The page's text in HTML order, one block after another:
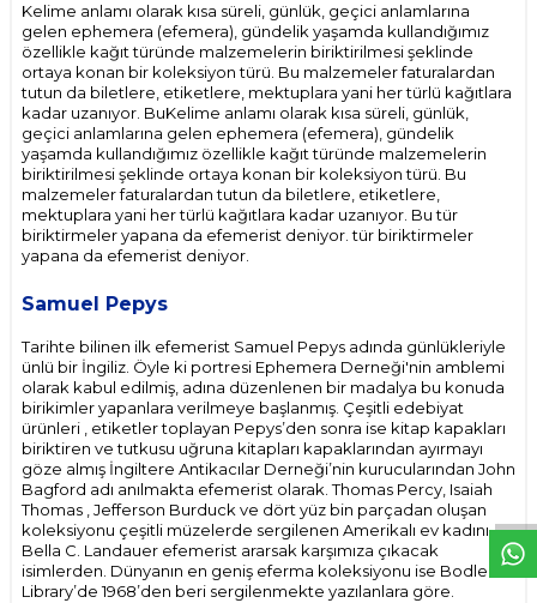
W
h
t
s
p
p
D
e
s
e
H
a
t
t
Kelime anlamı olarak kısa süreli, günlük, geçici anlamlarına
gelen ephemera (efemera), gündelik yaşamda kullandığımız
özellikle kağıt türünde malzemelerin biriktirilmesi şeklinde
ortaya konan bir koleksiyon türü. Bu malzemeler faturalardan
tutun da biletlere, etiketlere, mektuplara yani her türlü kağıtlara
kadar uzanıyor. BuKelime anlamı olarak kısa süreli, günlük,
geçici anlamlarına gelen ephemera (efemera), gündelik
yaşamda kullandığımız özellikle kağıt türünde malzemelerin
biriktirilmesi şeklinde ortaya konan bir koleksiyon türü. Bu
malzemeler faturalardan tutun da biletlere, etiketlere,
mektuplara yani her türlü kağıtlara kadar uzanıyor. Bu tür
biriktirmeler yapana da efemerist deniyor. tür biriktirmeler
yapana da efemerist deniyor.
Samuel Pepys
Tarihte bilinen ilk efemerist Samuel Pepys adında günlükleriyle
ünlü bir İngiliz. Öyle ki portresi Ephemera Derneği'nin amblemi
olarak kabul edilmiş, adına düzenlenen bir madalya bu konuda
birikimler yapanlara verilmeye başlanmış. Çeşitli edebiyat
ürünleri , etiketler toplayan Pepys’den sonra ise kitap kapakları
biriktiren ve tutkusu uğruna kitapları kapaklarından ayırmayı
göze almış İngiltere Antikacılar Derneği’nin kurucularından John
Bagford adı anılmakta efemerist olarak. Thomas Percy, Isaiah
Thomas , Jefferson Burduck ve dört yüz bin parçadan oluşan
koleksiyonu çeşitli müzelerde sergilenen Amerikalı ev kadını
Bella C. Landauer efemerist ararsak karşımıza çıkacak
isimlerden. Dünyanın en geniş eferma koleksiyonu ise Bodleian
Library’de 1968’den beri sergilenmekte yazılanlara göre.